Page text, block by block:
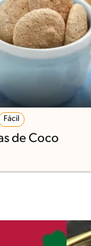
Fácil
de Coco